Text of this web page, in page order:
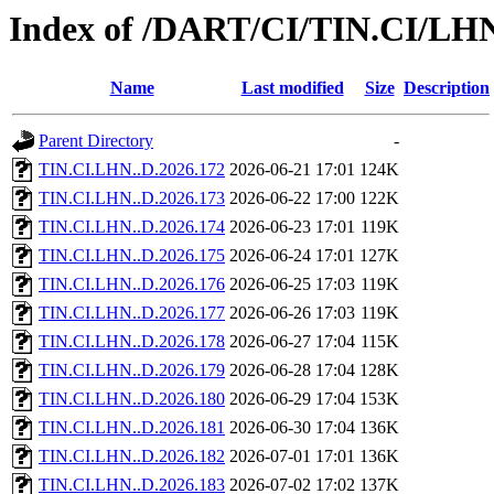
Index of /DART/CI/TIN.CI/
Name Last modified Size Description
Parent Directory
-
TIN.CI.LHN..D.2026.172 2026-06-21 17:01 124K
TIN.CI.LHN..D.2026.173 2026-06-22 17:00 122K
TIN.CI.LHN..D.2026.174 2026-06-23 17:01 119K
TIN.CI.LHN..D.2026.175 2026-06-24 17:01 127K
TIN.CI.LHN..D.2026.176 2026-06-25 17:03 119K
TIN.CI.LHN..D.2026.177 2026-06-26 17:03 119K
TIN.CI.LHN..D.2026.178 2026-06-27 17:04 115K
TIN.CI.LHN..D.2026.179 2026-06-28 17:04 128K
TIN.CI.LHN..D.2026.180 2026-06-29 17:04 153K
TIN.CI.LHN..D.2026.181 2026-06-30 17:04 136K
TIN.CI.LHN..D.2026.182 2026-07-01 17:01 136K
TIN.CI.LHN..D.2026.183 2026-07-02 17:02 137K